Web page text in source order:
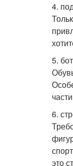
4.
5.
6.
это